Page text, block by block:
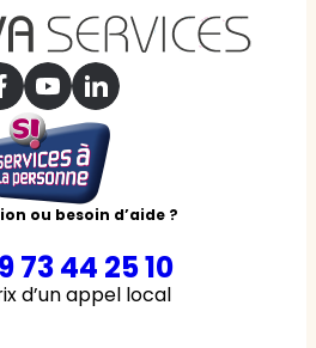
ou besoin d’aide ?
73 44 25 10
d’un appel local